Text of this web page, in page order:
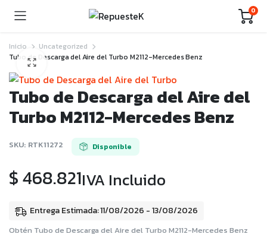
0
Inicio
Uncategorized
Tubo de Descarga del Aire del Turbo M2112-Mercedes Benz
Tubo de Descarga del Aire del
Turbo M2112-Mercedes Benz
SKU: RTK11272 Disponible
$468.821IVA Incluido
Entrega Estimada: 11/08/2026 - 13/08/2026
Obtén Tubo de Descarga del Aire del Turbo M2112-Mercedes Benz